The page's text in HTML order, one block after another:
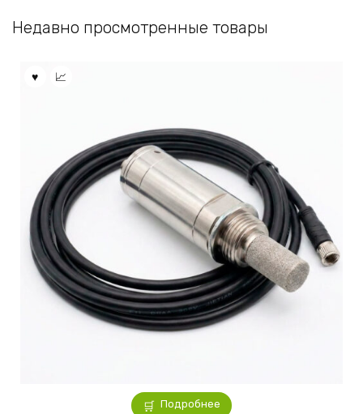
Недавно просмотренные товары
Подробнее